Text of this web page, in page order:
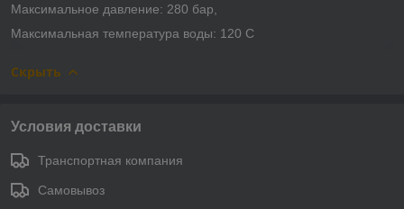
Максимальное давление: 280 бар,
Максимальная температура воды: 120 С
Скрыть
Условия доставки
Транспортная компания
Самовывоз